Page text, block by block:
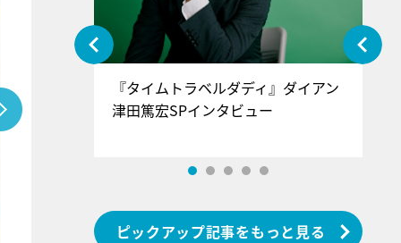
』＝LOV
インタ
『タイムトラベルダディ』ダイアン
津田篤宏SPインタビュー
ピックアップ記事をもっと見る